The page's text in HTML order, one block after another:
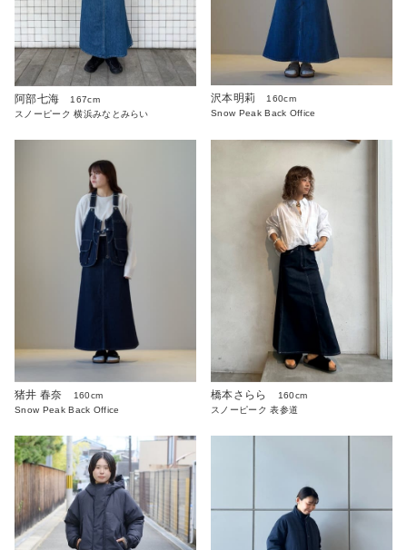
阿部七海
167cm
スノーピーク 横浜みなとみらい
沢本明莉
160cm
Snow Peak Back Office
猪井 春奈
160cm
Snow Peak Back Office
橋本さらら
160cm
スノーピーク 表参道